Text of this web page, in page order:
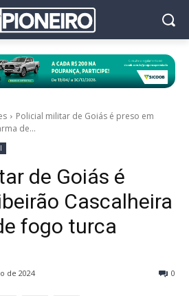
Policial militar de Goiás é preso em
de...
de Goiás é
Cascalheira
fogo turca
0
de 2024